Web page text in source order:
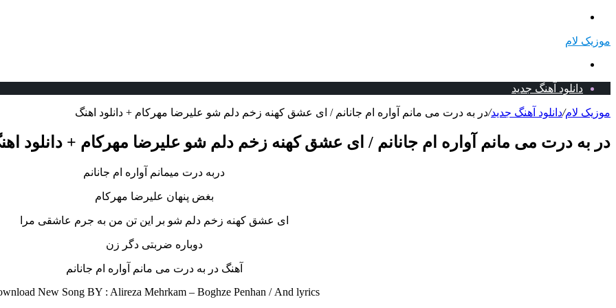
موزیک لام
دانلود آهنگ جدید
موزیک لام/دانلود آهنگ جدید/در به درت می مانم آواره ام جانانم / ای عشق کهنه زخم دلم شو علیرضا مهرکام + دانلود اهنگ
در به درت می مانم آواره ام جانانم / ای عشق کهنه زخم دلم شو علیرضا مهرکام + دانلود
دربه درت میمانم آواره ام جانانم
بغض پنهان علیرضا مهرکام
ای عشق کهنه زخم دلم شو بر این تن من به جرم عاشقی مرا
دوباره ضربتی دگر زن
آهنگ در به درت می مانم آواره ام جانانم
New Song BY : Alireza Mehrkam – Boghze Penhan / And lyrics